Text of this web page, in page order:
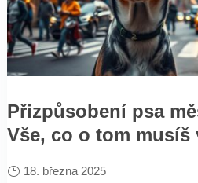
Přizpůsobení psa
Vše, co o tom musíš
18. března 2025